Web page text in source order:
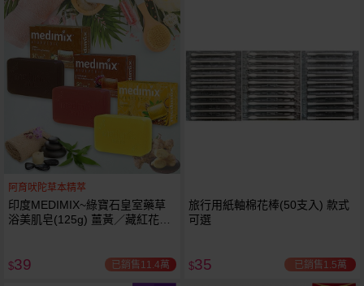
阿育吠陀草本精萃
印度MEDIMIX~綠寶石皇室藥草
浴美肌皂(125g) 薑黃／藏紅花／
$39 已銷售11.4萬
旅行用紙軸棉花棒(50支入) 款式
可選
$35 已銷售1.5萬